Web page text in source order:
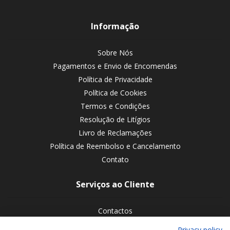
Informação
Sobre Nós
Pagamentos e Envio de Encomendas
Política de Privacidade
Política de Cookies
Termos e Condições
Resolução de Litígios
Livro de Reclamações
Política de Reembolso e Cancelamento
Contato
Serviços ao Cliente
Contactos